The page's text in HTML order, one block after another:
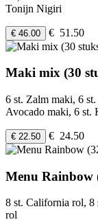
Tonijn Nigiri
€ 46.00 € 51.50
Maki mix (30
6 st. Zalm maki, 6
Avocado maki, 6 st.
€ 22.50 € 24.50
Menu Rainbow
8 st. California rol, 8
rol